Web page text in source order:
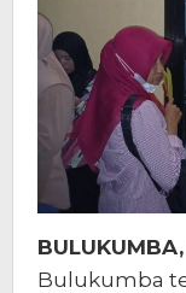
BULUKUMBA,
Bulukumba